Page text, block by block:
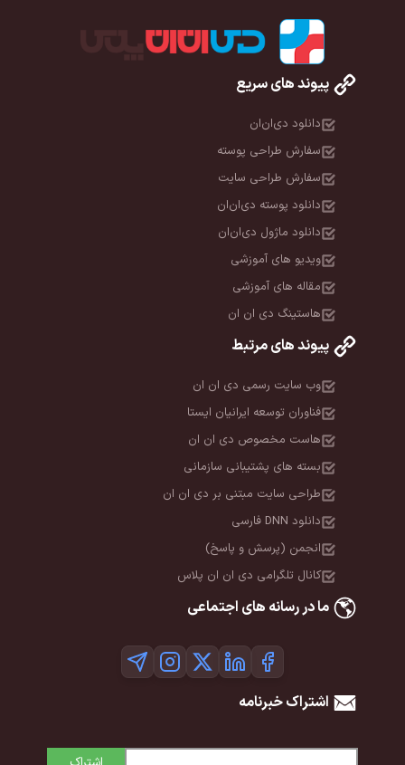
پیوند های سریع
دانلود دی‌ان‌ان
سفارش طراحی پوسته
سفارش طراحی سایت
دانلود پوسته دی‌ان‌ان
دانلود ماژول دی‌ان‌ان
ویدیو های آموزشی
مقاله های آموزشی
هاستینگ دی ان ان
پیوند های مرتبط
وب سایت رسمی دی ان ان
فناوران توسعه ایرانیان ایستا
هاست مخصوص دی ان ان
بسته های پشتیبانی سازمانی
طراحی سایت مبتنی بر دی ان ان
دانلود DNN فارسی
انجمن (پرسش و پاسخ)
کانال تلگرامی دی ان ان پلاس
ما در رسانه های اجتماعی
اشتراک خبرنامه